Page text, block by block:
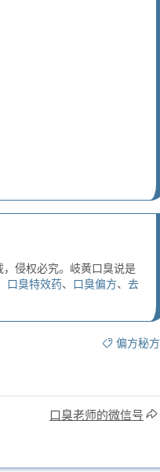
侵权必究。岐黄口臭说是
口臭特效药、 口臭偏方、 去
偏方秘方
口臭老师的微信号